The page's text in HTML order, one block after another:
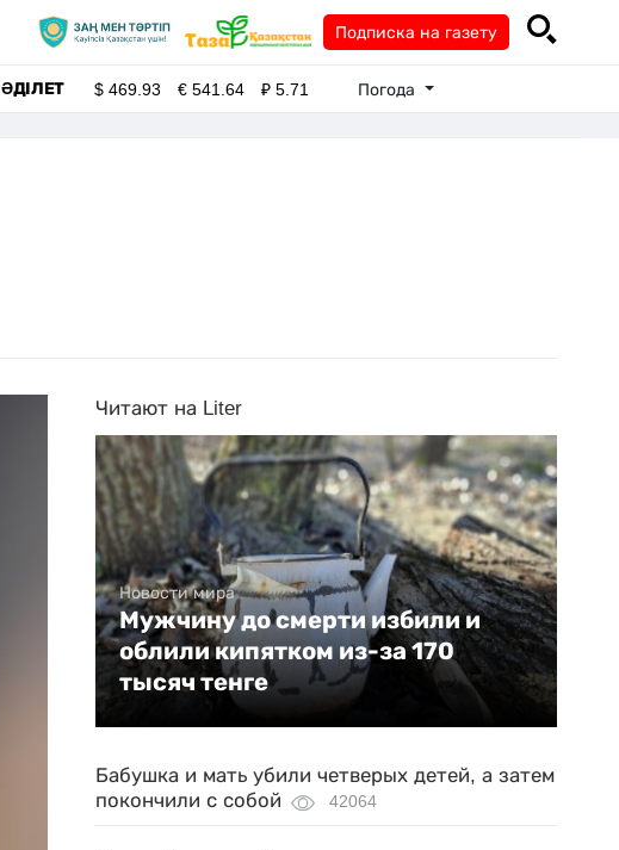
Подписка на газету
ӘДІЛЕТ $469.93 €541.64 ₽5.71 Погода
Читают на Liter
Новости мира
Мужчину до смерти избили и
облили кипятком из-за 170
тысяч тенге
Бабушка и мать убили четверых детей, а затем
покончили с собой
42064